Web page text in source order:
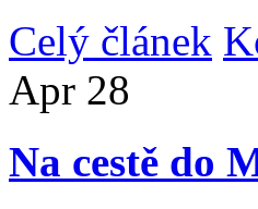
Celý článek
Apr 28
Na cestě do